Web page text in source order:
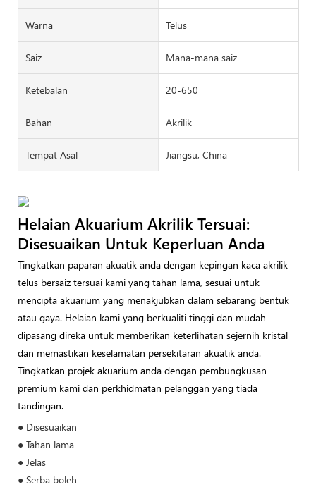
Warna Telus
Saiz Mana-mana saiz
Ketebalan 20-650
Bahan Akrilik
Tempat Asal Jiangsu, China
Helaian Akuarium Akrilik Tersuai:
Disesuaikan Untuk Keperluan Anda
Tingkatkan paparan akuatik anda dengan kepingan kaca akrilik
telus bersaiz tersuai kami yang tahan lama, sesuai untuk
mencipta akuarium yang menakjubkan dalam sebarang bentuk
atau gaya. Helaian kami yang berkualiti tinggi dan mudah
dipasang direka untuk memberikan keterlihatan sejernih kristal
dan memastikan keselamatan persekitaran akuatik anda.
Tingkatkan projek akuarium anda dengan pembungkusan
premium kami dan perkhidmatan pelanggan yang tiada
tandingan.
● Disesuaikan
● Tahan lama
● Jelas
● Serba boleh